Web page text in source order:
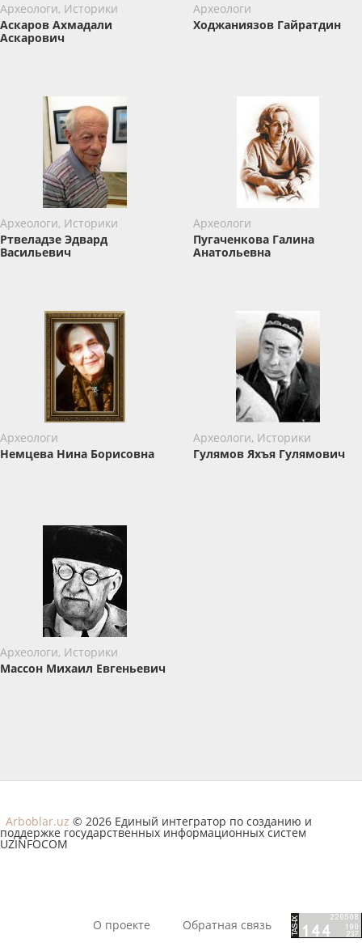
Археологи, Историки
Аскаров Ахмадали
Аскарович
Археологи
Ходжаниязов Гайратдин
Археологи, Историки
Ртвеладзе Эдвард
Васильевич
Археологи
Пугаченкова Галина
Анатольевна
Археологи
Немцева Нина Борисовна
Археологи, Историки
Гулямов Яхъя Гулямович
Археологи, Историки
Массон Михаил Евгеньевич
Arboblar.uz © 2026 Единый интегратор по созданию и
поддержке государственных информационных систем
UZINFOCOM
О проекте Обратная связь